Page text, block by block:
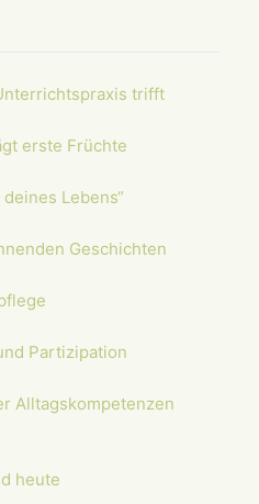
trifft
erste Früchte
deines Lebens“
Geschichten
Partizipation
Alltagskompetenzen
heute